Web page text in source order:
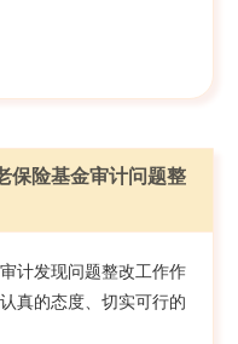
保险基金审计问题整
发现问题整改工作作
真的态度、切实可行的